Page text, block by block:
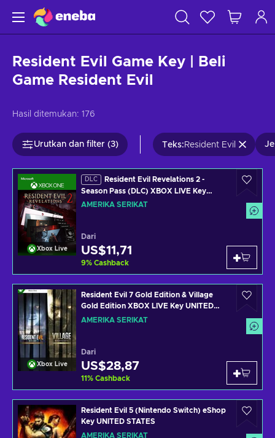
Resident Evil Game Key | Beli
Game Resident Evil
Hasil ditemukan: 176
Urutkan dan filter (3) Teks: Resident Evil
Xbox Live
DLC
Resident Evil Revelations 2 -
Season Pass (DLC) XBOX LIVE Key
UNITED STATES
AMERIKA SERIKAT
Dari
US$11,71
9% Cashback
Xbox Live
Resident Evil 7 Gold Edition & Village
Gold Edition XBOX LIVE Key UNITED
STATES
AMERIKA SERIKAT
Dari
US$28,87
11% Cashback
Resident Evil 5 (Nintendo Switch) eShop
Key UNITED STATES
AMERIKA SERIKAT